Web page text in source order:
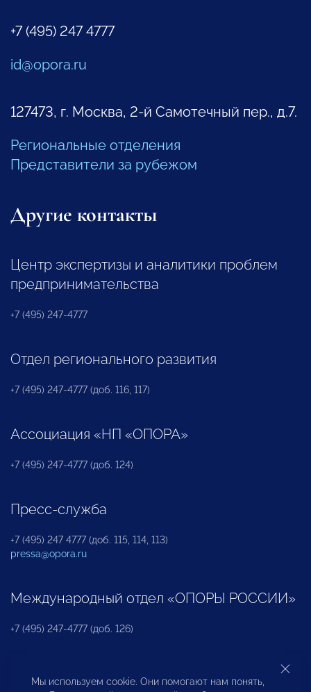
+7 (495) 247 4777
id@opora.ru
127473, г. Москва, 2-й Самотечный пер., д.7.
Региональные отделения
Представители за рубежом
Другие контакты
Центр экспертизы и аналитики проблем
предпринимательства
+7 (495) 247-4777
Отдел регионального развития
+7 (495) 247-4777 (доб. 116, 117)
Ассоциация «НП «ОПОРА»
+7 (495) 247-4777 (доб. 124)
Пресс-служба
+7 (495) 247 4777 (доб. 115, 114, 113)
pressa@opora.ru
Международный отдел «ОПОРЫ РОССИИ»
+7 (495) 247-4777 (доб. 126)
Бюро по защите прав предпринимателей и
Мы используем cookie. Они помогают нам понять,